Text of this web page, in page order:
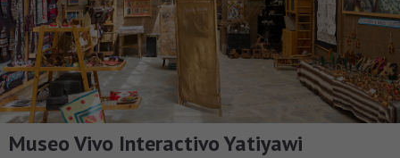
Museo Vivo Interactivo Yatiyawi